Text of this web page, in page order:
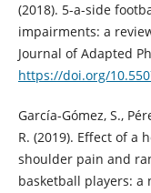
(2018). 5-a-side
impairments: a
Journal of Adapted
https://doi.org/
García-Gómez, S.,
R. (2019). Effect of a
shoulder pain and
basketball players: